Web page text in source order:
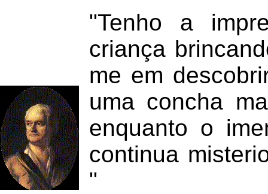
"Tenho a
criança
me em
uma concha
enquanto o
continua
"